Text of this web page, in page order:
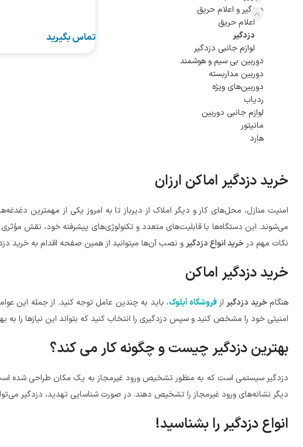
دزدگیر و اعلام حریق
اعلام حریق
دزدگیر
لوازم جانبی دزدگیر
دوربین بی سیم و هوشمند
دوربین مداربسته
دوربین‌های ویژه
ردیاب
لوازم جانبی دوربین
مانیتور
هارد
خرید دزدگیر اماکن ارزان
امنیت منازل، محل‌های کار و دیگر املاک از دیرباز تا به امروز یکی از مهمترین
می‌شوند. این دستگاه‌ها با قابلیت‌های متعدد و تکنولوژی‌های پیشرفته خود، نقش مؤثری
نکات مهم در خرید انواع دزدگیر و نصب آن‌ها میتوانید از همین صفحه اقدام به خرید
خرید دزدگیر اماکن
هنگامخرید دزدگیر از فروشگاه آیلوک، باید به چندین عامل توجه کنید. از جمله این
امنیتی خود را مشخص کنید و سپس دزدگیری را انتخاب کنید که بتواند این نیازها را به
بهترین دزدگیر چیست و چگونه کار می کند؟
دزدگیر سیستمی است که به منظور تشخیص ورود غیرمجاز به یک مکان طراحی شده
دیگر نشانه‌های ورود غیرمجاز را تشخیص دهند. در صورت شناسایی تهدید، دزدگیر
انواع دزدگیر را بشناسید!